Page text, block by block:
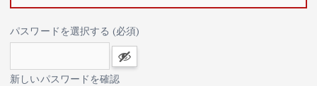
パスワードを選択する (必須)
新しいパスワードを確認